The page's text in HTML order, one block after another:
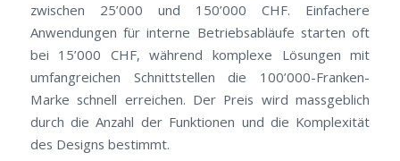
zwischen 25’000 und 150’000 CHF. Einfachere
Anwendungen für interne Betriebsabläufe starten oft
bei 15’000 CHF, während komplexe Lösungen mit
umfangreichen Schnittstellen die 100’000-Franken-
Marke schnell erreichen. Der Preis wird massgeblich
durch die Anzahl der Funktionen und die Komplexität
des Designs bestimmt.